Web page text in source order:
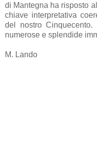
di Mantegna ha risposto
chiave interpretativa
del nostro
numerose e splendide
M. Lando